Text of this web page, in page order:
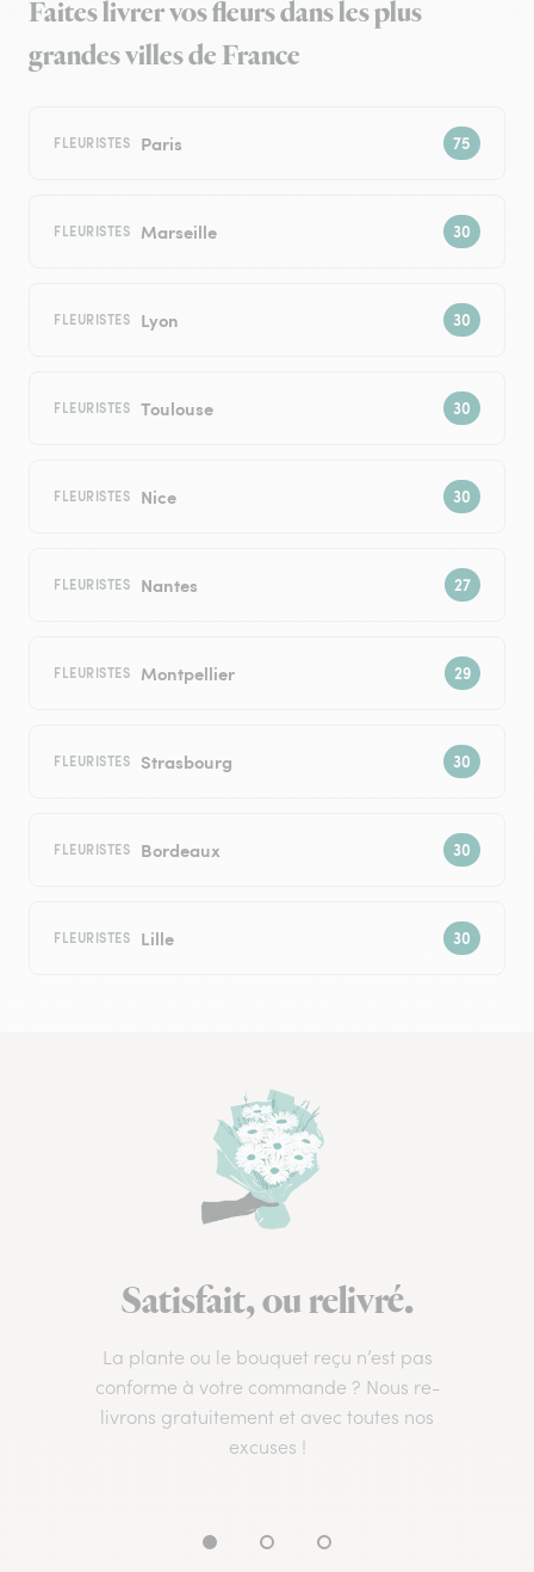
Faites livrer vos fleurs dans les plus
grandes villes de France
FLEURISTES Paris
FLEURISTES Marseille
FLEURISTES Lyon
FLEURISTES Toulouse
FLEURISTES Nice
FLEURISTES Nantes
FLEURISTES Montpellier
FLEURISTES Strasbourg
FLEURISTES Bordeaux
FLEURISTES Lille
Satisfait, ou relivré.
La plante ou le bouquet reçu n’est pas
conforme à votre commande ? Nous re-
livrons gratuitement et avec toutes nos
excuses !